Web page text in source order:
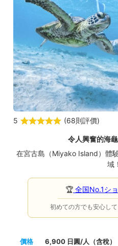
5 (68則評價)
令人興奮的海龜
在宮古島（Miyako Island）體
域！
🏆 全国No.1シ
初めての方でも安心して
價格 6,900 日圓/人（含稅）